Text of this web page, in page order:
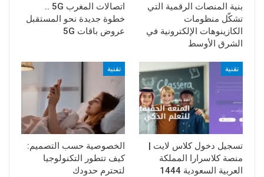
بنية المنصات الرقمية التي
تشكّل منظومات
الكازينوهات الإلكترونية في
الشرق الأوسط
اتصالات المغرب 5G ..
خطوة جديدة نحو المستقبل
عروض باقات 5G
تقنية
تسجيل دخول كلاس لايت |
منصة كلاسرارا المملكة
العربية السعودية 1444
تقنية
الخصوصية حسب التصميم:
كيف تتطور التكنولوجيا
لتحترم حدودك